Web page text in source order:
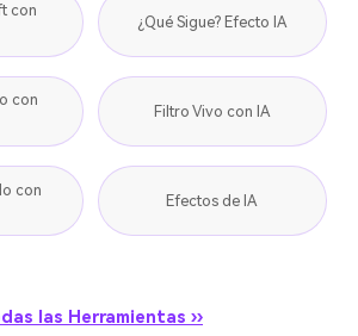
con
¿Qué Sigue? Efecto IA
con
Filtro Vivo con IA
con
Efectos de IA
las Herramientas ››